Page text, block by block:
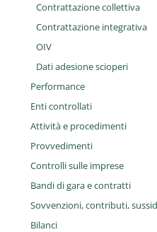
Contrattazione collettiva
Contrattazione integrativa
OIV
Dati adesione scioperi
Performance
Enti controllati
Attività e procedimenti
Provvedimenti
Controlli sulle imprese
Bandi di gara e contratti
Sovvenzioni, contributi,
Bilanci